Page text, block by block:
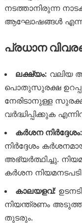
നടത്താനിരുന്ന
ആഘോഷങ്ങൾ
പ്രധാന
ലക്ഷ്യം: വലിയ
പൊതുസുരക്ഷ
നേരിടാനുള്ള
വർദ്ധിപ്പിക്കുക
കർശന നിർദ്ദേശം:
നിർദ്ദേശം
അഭ്യർത്ഥിച്ചു.
കർശന നിയമനടപടി
കാലയളവ്:
നിയന്ത്രണം അടുത്ത
തുടരും.